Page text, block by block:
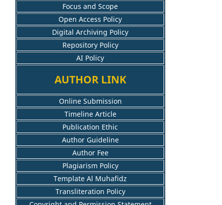
Focus and Scope
Open Access Policy
Digital Archiving Policy
Repository Policy
AI Policy
AUTHOR LINK
Online Submission
Timeline Article
Publication Ethic
Author Guideline
Author Fee
Plagiarism Policy
Template Al Muhafidz
Transliteration Policy